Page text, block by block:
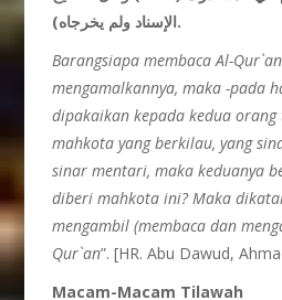
الإسناد ولم يخرجاه).
Barangsiapa membaca Al-
mengamalkannya, maka -pada
dipakaikan kepada kedua orang
mahkota yang berkilau, yang
sinar mentari, maka keduanya
diberi mahkota ini? Maka
mengambil (membaca dan
Qur`an”. [HR. Abu Dawud,
Macam-Macam Tilawah